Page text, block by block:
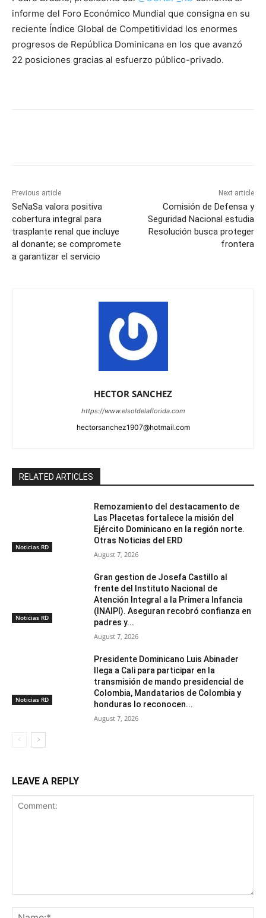
informe del Foro Económico Mundial que consigna en su
reciente Índice Global de Competitividad los enormes
progresos de República Dominicana en los que avanzó
22 posiciones gracias al esfuerzo público-privado.
Previous article
SeNaSa valora positiva
cobertura integral para
trasplante renal que incluye
al donante; se compromete
a garantizar el servicio
Next article
Comisión de Defensa y
Seguridad Nacional estudia
Resolución busca proteger
frontera
HECTOR SANCHEZ
https://www.elsoldelaflorida.com
hectorsanchez1907@hotmail.com
RELATED ARTICLES
Noticias RD
Remozamiento del destacamento de
Las Placetas fortalece la misión del
Ejército Dominicano en la región norte.
Otras Noticias del ERD
August 7, 2026
Noticias RD
Gran gestion de Josefa Castillo al
frente del Instituto Nacional de
Atención Integral a la Primera Infancia
(INAIPI). Aseguran recobró confianza en
padres y...
August 7, 2026
Noticias RD
Presidente Dominicano Luis Abinader
llega a Cali para participar en la
transmisión de mando presidencial de
Colombia, Mandatarios de Colombia y
honduras lo reconocen...
August 7, 2026
LEAVE A REPLY